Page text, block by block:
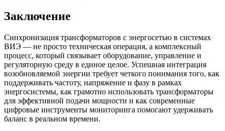
Заключение
Синхронизация трансформаторов с энергосетью в системах
ВИЭ — не просто техническая операция, а комплексный
процесс, который связывает оборудование, управление и
регуляторную среду в единое целое. Успешная интеграция
возобновляемой энергии требует четкого понимания того, как
поддерживать частоту, напряжение и фазу в рамках
энергосистемы, как грамотно использовать трансформаторы
для эффективной подачи мощности и как современные
цифровые инструменты мониторинга помогают удерживать
баланс в реальном времени.